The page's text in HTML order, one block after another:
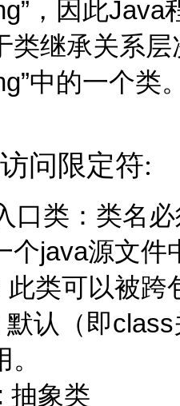
，因此Java
类继承关系
中的一个类
问限定符:
口类：类名
个java源文
类可以被跨
认（即
抽象类